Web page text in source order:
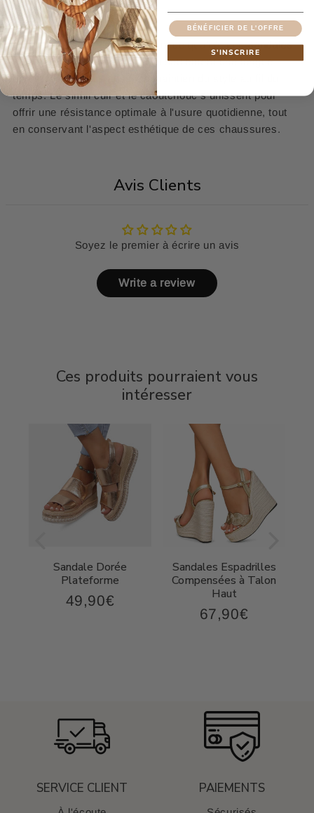
Durabilité et Style
Fabriquées avec des matériaux de qualité, cessandales
sabots femmepromettent non seulement une longue
durée de vie, mais aussi un maintien du style au fil du
temps. Le simili cuir et le caoutchouc s'unissent pour
offrir une résistance optimale à l'usure quotidienne, tout
en conservant l'aspect esthétique de ces chaussures.
Avis Clients
Soyez le premier à écrire un avis
Write a review
Ces produits pourraient vous
intéresser
Sandale Dorée
Plateforme
Prix
49,90€
Sandales Espadrilles
Compensées à Talon
Haut
Prix
67,90€
SERVICE CLIENT PAIEMENTS
BÉNÉFICIER DE L'OFFRE
S'INSCRIRE